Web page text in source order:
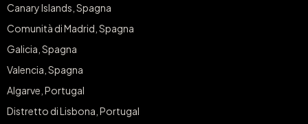
Canary Islands, Spagna
Comunità di Madrid, Spagna
Galicia, Spagna
Valencia, Spagna
Algarve, Portugal
Distretto di Lisbona, Portugal